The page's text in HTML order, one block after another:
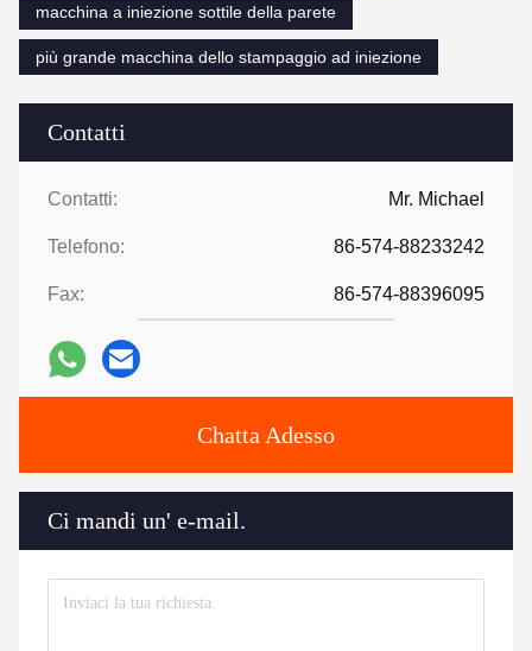
Contatti
Contatti: Mr. Michael
Telefono: 86-574-88233242
Fax: 86-574-88396095
Chatta Adesso
Ci mandi un' e-mail.
macchina a iniezione sottile della parete
più grande macchina dello stampaggio ad iniezione